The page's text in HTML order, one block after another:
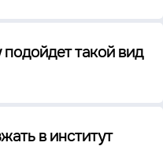
такой вид
в институт